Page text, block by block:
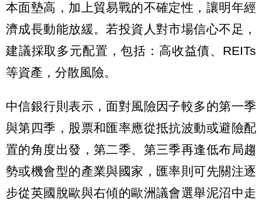
本面墊高，加上貿易戰的不確定性，讓明年經
濟成長動能放緩。若投資人對市場信心不足，
建議採取多元配置，包括：高收益債、REITs
等資產，分散風險。
中信銀行則表示，面對風險因子較多的第一季
與第四季，股票和匯率應從抵抗波動或避險配
置的角度出發，第二季、第三季再逢低布局趨
勢或機會型的產業與國家，匯率則可先關注逐
步從英國脫歐與右傾的歐洲議會選舉泥沼中走